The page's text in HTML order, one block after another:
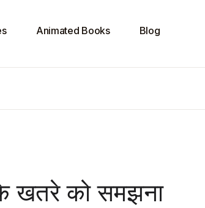
Animated Books Blog
खतरे को समझना